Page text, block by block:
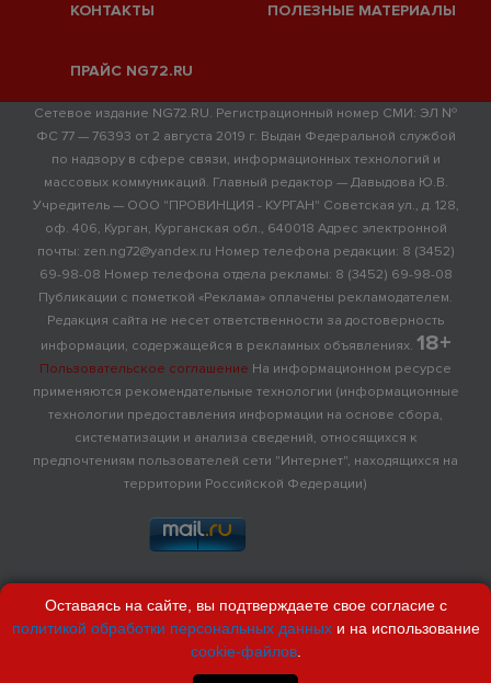
КОНТАКТЫ ПОЛЕЗНЫЕ МАТЕРИАЛЫ
ПРАЙС NG72.RU
Сетевое издание NG72.RU. Регистрационный номер СМИ: ЭЛ №
ФС 77 — 76393 от 2 августа 2019 г. Выдан Федеральной службой
по надзору в сфере связи, информационных технологий и
массовых коммуникаций. Главный редактор — Давыдова Ю.В.
Учредитель — ООО "ПРОВИНЦИЯ - КУРГАН" Советская ул., д. 128,
оф. 406, Курган, Курганская обл., 640018 Адрес электронной
почты: zen.ng72@yandex.ru Номер телефона редакции: 8 (3452)
69-98-08 Номер телефона отдела рекламы: 8 (3452) 69-98-08
Публикации с пометкой «Реклама» оплачены рекламодателем.
Редакция сайта не несет ответственности за достоверность
информации, содержащейся в рекламных объявлениях. 18+
Пользовательское соглашение На информационном ресурсе
применяются рекомендательные технологии (информационные
технологии предоставления информации на основе сбора,
систематизации и анализа сведений, относящихся к
предпочтениям пользователей сети "Интернет", находящихся на
территории Российской Федерации)
Оставаясь на сайте, вы подтверждаете свое согласие с
политикой обработки персональных данныхи на использование
cookie-файлов.